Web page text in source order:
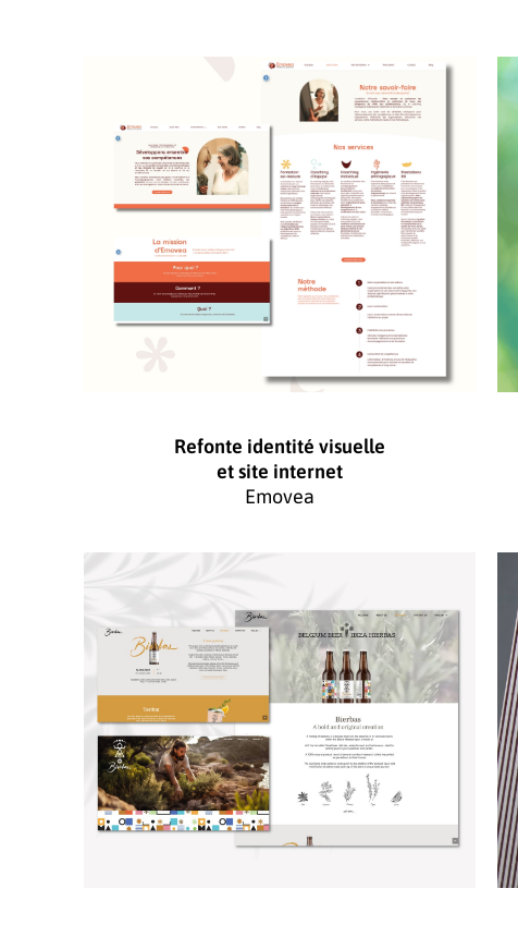
Refonte identité visuelle
et site internet
Emovea